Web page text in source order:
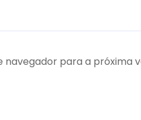
para a próxima